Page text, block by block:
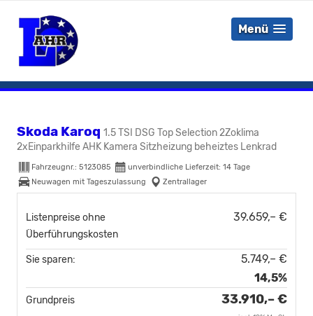
Menü
Skoda Karoq 1.5 TSI DSG Top Selection 2Zoklima
2xEinparkhilfe AHK Kamera Sitzheizung beheiztes Lenkrad
Fahrzeugnr.: 5123085 unverbindliche Lieferzeit: 14 Tage
Neuwagen mit Tageszulassung
Zentrallager
Listenpreise ohne
Überführungskosten
39.659,– €
Sie sparen:
5.749,– €
14,5%
Grundpreis 33.910,– €